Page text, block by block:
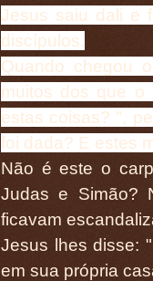
Jesus saiu dali e
discípulos.
Quando chegou
muitos dos que o
estas coisas? ",
foi dada? E estes
Não é este o
Judas e Simão?
ficavam
Jesus lhes disse:
em sua própria